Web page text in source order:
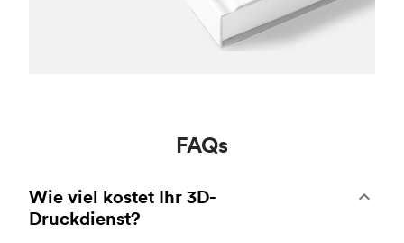
FAQs
Wie viel kostet Ihr 3D-
Druckdienst?